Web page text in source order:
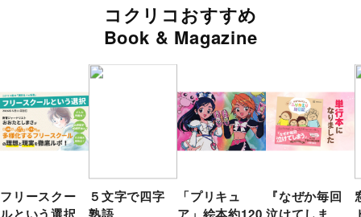
コクリコおすすめ
Book & Magazine
フリースクー
ルという選択
５文字で四字
熟語
「プリキュ
ア」絵本約120
『なぜか毎回
泣けてしま